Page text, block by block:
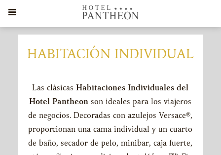
HABITACIÓN INDIVIDUAL
CONTENT
BLOCKS
Las clásicasHabitaciones Individuales del
Hotel Pantheon son ideales para los viajeros
de negocios. Decoradas con azulejos Versace®,
proporcionan una cama individual y un cuarto
de baño, secador de pelo, minibar, caja fuerte,